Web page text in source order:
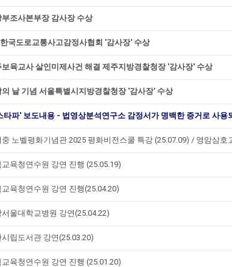
부조사본부장 감사장 수상
국도로교통사고감정사협회 '감사장' 수상
보육교사 살인미제사건 해결 제주지방경찰청장 '감사장' 수상
의 날 기념 서울특별시지방경찰청장 '감사장' 수상
타파' 보도내용 - 법영상분석연구소 감정서가 명백한 증거로 사용
중 노벨평화기념관 2025 평화비전스쿨 특강 (25.07.09) / 영암삼호
교육청연수원 강연 진행 (25.05.19)
교육청연수원 강연 진행(25.04.20)
서울대학교병원 강연(25.04.22)
시립도서관 강연(25.03.20)
교육청연수원 강연 진행 (25.01.20)